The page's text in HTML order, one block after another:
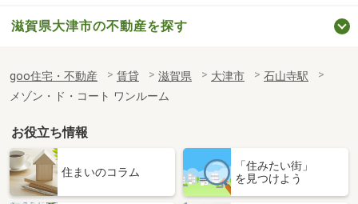
滋賀県大津市の不動産を探す
goo住宅・不動産 賃貸 滋賀県 大津市
石山寺駅
メゾン・ド・コート ワンルーム
お役立ち情報
住まいのコラム
「住みたい街」
を見つけよう